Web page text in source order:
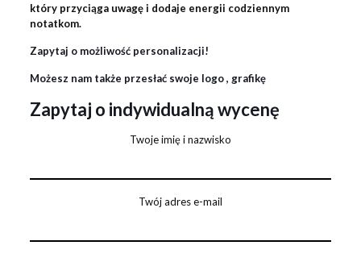
który przyciąga uwagę i dodaje energii codziennym
notatkom.
Zapytaj o możliwość personalizacji!
Możesz nam także przesłać swoje logo , grafikę
Zapytaj o indywidualną wycenę
Twoje imię i nazwisko
Twój adres e-mail